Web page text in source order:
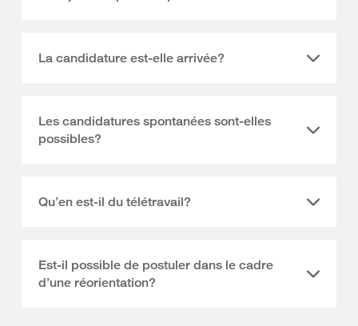
La candidature est-elle arrivée?
Les candidatures spontanées sont-elles
possibles?
Qu’en est-il du télétravail?
Est-il possible de postuler dans le cadre
d’une réorientation?